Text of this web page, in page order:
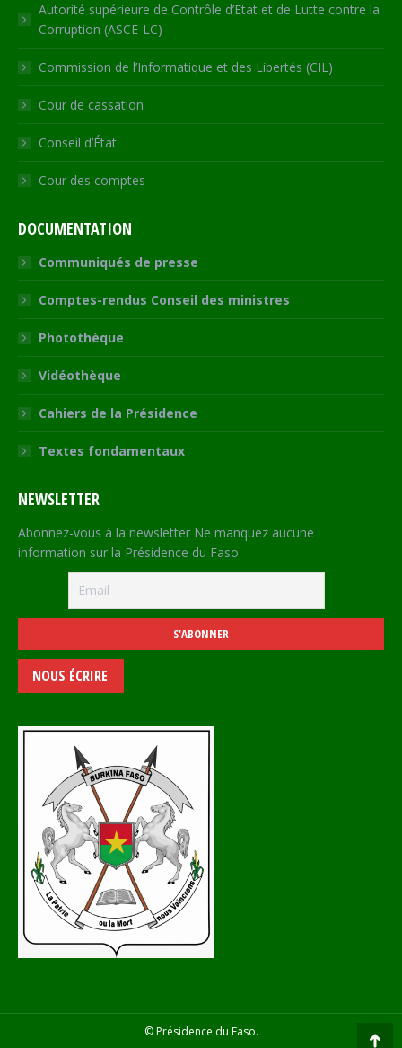
Autorité supérieure de Contrôle d’Etat et de Lutte contre la
Corruption (ASCE-LC)
Commission de l’Informatique et des Libertés (CIL)
Cour de cassation
Conseil d’État
Cour des comptes
DOCUMENTATION
Communiqués de presse
Comptes-rendus Conseil des ministres
Photothèque
Vidéothèque
Cahiers de la Présidence
Textes fondamentaux
NEWSLETTER
Abonnez-vous à la newsletter Ne manquez aucune
information sur la Présidence du Faso
NOUS ÉCRIRE
© Présidence du Faso.